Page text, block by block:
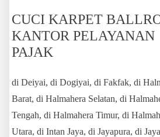
CUCI KARPET
KANTOR PELAYANAN
PAJAK
di Deiyai, di Dogiyai, di Fakfak, di
Barat, di Halmahera Selatan, di
Tengah, di Halmahera Timur, di
Utara, di Intan Jaya, di Jayapura, di